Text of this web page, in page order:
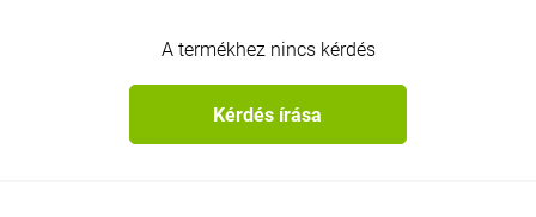
A termékhez nincs kérdés
Kérdés írása